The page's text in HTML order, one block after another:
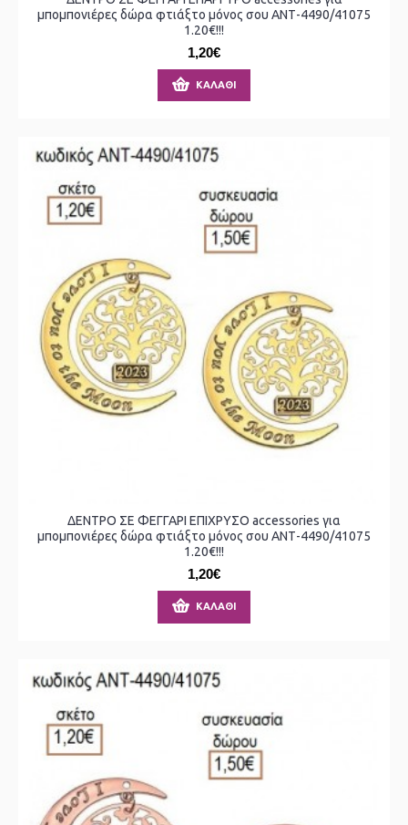
μπομπονιέρες δώρα φτιάξτο μόνος σου ΑΝΤ-4490/41075
1.20€!!!
1,20€
ΚΑΛΆΘΙ
ΔΕΝΤΡΟ ΣΕ ΦΕΓΓΑΡΙ ΕΠΙΧΡΥΣΟ accessories για
μπομπονιέρες δώρα φτιάξτο μόνος σου ΑΝΤ-4490/41075
1.20€!!!
1,20€
ΚΑΛΆΘΙ